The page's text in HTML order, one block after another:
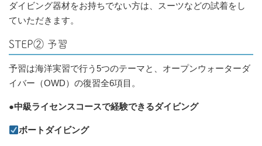
ダイビング器材をお持ちでない方は、スーツなどの試着をし
ていただきます。
STEP② 予習
予習は海洋実習で行う5つのテーマと、オープンウォーターダ
イバー（OWD）の復習全6項目。
●中級ライセンスコースで経験できるダイビング
ボートダイビング